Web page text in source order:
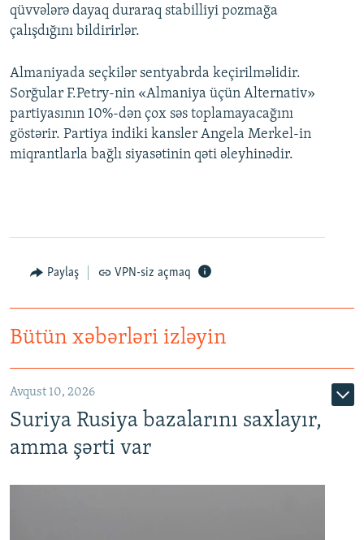
qüvvələrə dayaq duraraq stabilliyi pozmağa
çalışdığını bildirirlər.
Almaniyada seçkilər sentyabrda keçirilməlidir.
Sorğular F.Petry-nin «Almaniya üçün Alternativ»
partiyasının 10%-dən çox səs toplamayacağını
göstərir. Partiya indiki kansler Angela Merkel-in
miqrantlarla bağlı siyasətinin qəti əleyhinədir.
Paylaş VPN-siz açmaq
Bütün xəbərləri izləyin
Avqust 10, 2026
Suriya Rusiya bazalarını saxlayır,
amma şərti var